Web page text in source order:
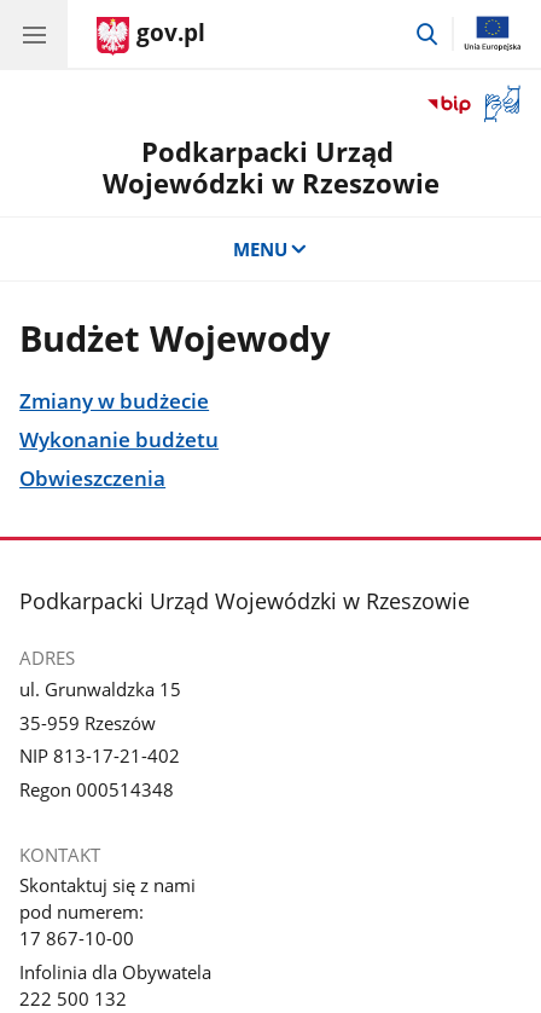
gov.pl
przejdź
okno
Podkarpacki Urząd
Wojewódzki w Rzeszowie
MENU
Budżet Wojewody
Zmiany w budżecie
Wykonanie budżetu
Obwieszczenia
stopka
Podkarpacki Urząd Wojewódzki w Rzeszowie
ADRES
ul. Grunwaldzka 15
35-959 Rzeszów
NIP 813-17-21-402
Regon 000514348
KONTAKT
Skontaktuj się z nami
pod numerem:
17 867-10-00
Infolinia dla Obywatela
222 500 132